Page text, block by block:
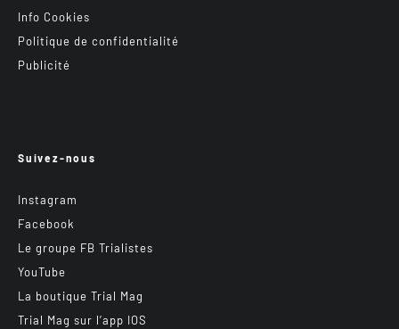
Info Cookies
Politique de confidentialité
Publicité
Suivez-nous
Instagram
Facebook
Le groupe FB Trialistes
YouTube
La boutique Trial Mag
Trial Mag sur l’app IOS